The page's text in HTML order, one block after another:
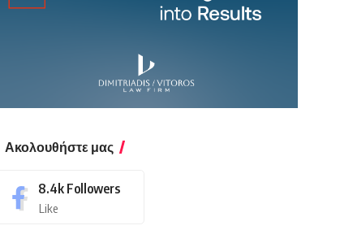
Ακολουθήστε μας
8.4k Followers
Like